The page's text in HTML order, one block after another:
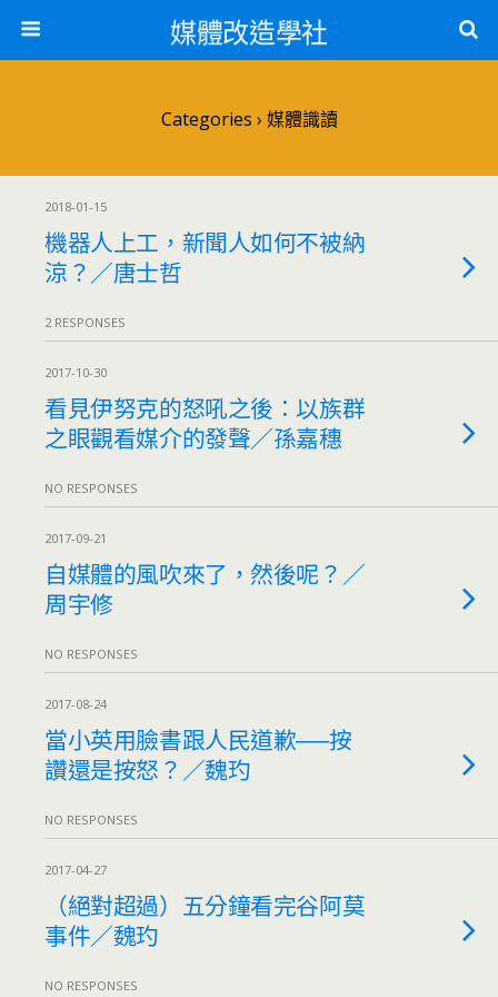
媒體改造學社
Categories › 媒體識讀
2018-01-15
機器人上工，新聞人如何不被納
涼？／唐士哲
2 RESPONSES
2017-10-30
看見伊努克的怒吼之後：以族群
之眼觀看媒介的發聲／孫嘉穗
NO RESPONSES
2017-09-21
自媒體的風吹來了，然後呢？／
周宇修
NO RESPONSES
2017-08-24
當小英用臉書跟人民道歉──按
讚還是按怒？／魏玓
NO RESPONSES
2017-04-27
（絕對超過）五分鐘看完谷阿莫
事件／魏玓
NO RESPONSES